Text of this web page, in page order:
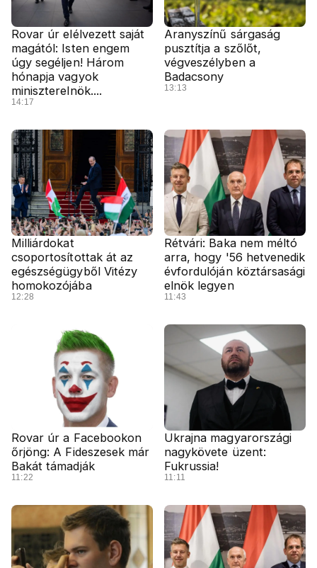
Rovar úr elélvezett saját
magától: Isten engem
úgy segéljen! Három
hónapja vagyok
miniszterelnök....
14:17
Aranyszínű sárgaság
pusztítja a szőlőt,
végveszélyben a
Badacsony
13:13
Milliárdokat
csoportosítottak át az
egészségügyből Vitézy
homokozójába
12:28
Rétvári: Baka nem méltó
arra, hogy '56 hetvenedik
évfordulóján köztársasági
elnök legyen
11:43
Rovar úr a Facebookon
őrjöng: A Fideszesek már
Bakát támadják
11:22
Ukrajna magyarországi
nagykövete üzent:
Fukrussia!
11:11